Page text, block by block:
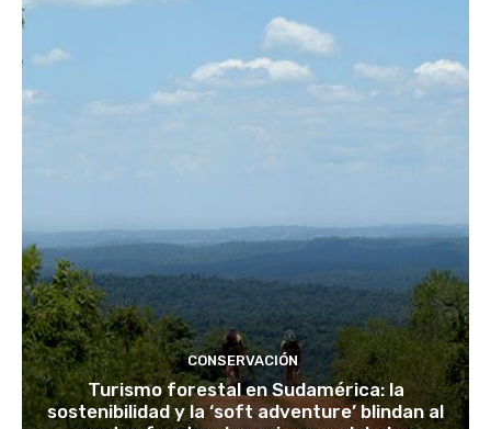
CONSERVACIÓN
Turismo forestal en Sudamérica: la
sostenibilidad y la ‘soft adventure’ blindan al